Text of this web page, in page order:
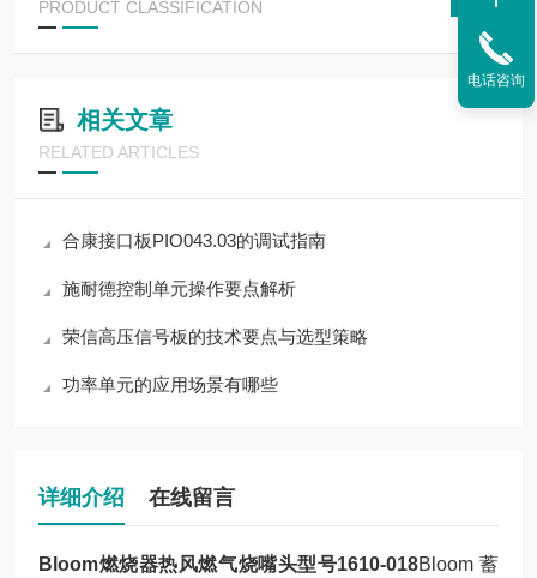
PRODUCT CLASSIFICATION
相关文章
RELATED ARTICLES
合康接口板PIO043.03的调试指南
施耐德控制单元操作要点解析
荣信高压信号板的技术要点与选型策略
功率单元的应用场景有哪些
详细介绍 在线留言
Bloom燃烧器热风燃气烧嘴头型号1610-018Bloom 蓄
电话咨询